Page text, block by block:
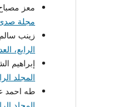
معز
مجلة صدى
زينب
الرابع،
إبراهيم
المجلد
طه احمد